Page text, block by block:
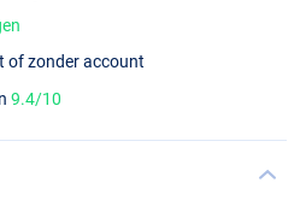
of zonder account
9.4/10